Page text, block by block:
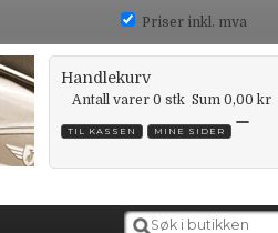
Priser inkl. mva
Handlekurv
Antall varer 0 stk Sum 0,00 kr
TIL KASSEN MINE SIDER